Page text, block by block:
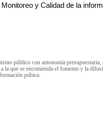
Monitoreo y Calidad de la
público con autonomía presupuestaria,
la que se encomienda el fomento y la
púbica.